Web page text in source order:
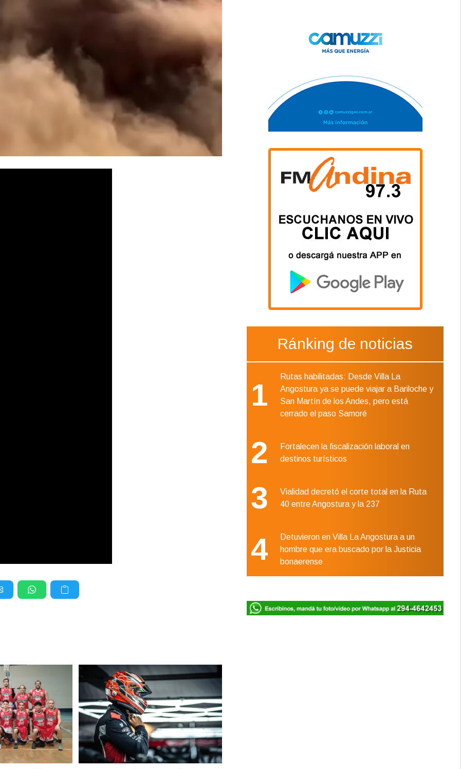
Ránking de noticias
1
Rutas habilitadas: Desde Villa La
Angostura ya se puede viajar a Bariloche y
San Martín de los Andes, pero está
cerrado el paso Samoré
2
Fortalecen la fiscalización laboral en
destinos turísticos
3
Vialidad decretó el corte total en la Ruta
40 entre Angostura y la 237
4
Detuvieron en Villa La Angostura a un
hombre que era buscado por la Justicia
bonaerense